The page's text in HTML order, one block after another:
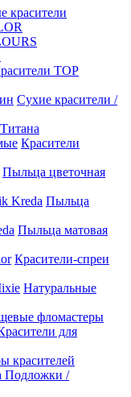
красители
TOP
Сухие красители /
Красители
Пыльца цветочная
Пыльца
Пыльца матовая
Красители-спреи
Натуральные
фломастеры
для
красителей
Подложки /